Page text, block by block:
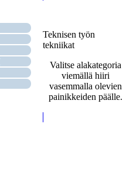
Teknisen työn
tekniikat
Valitse alakategoria
viemällä hiiri
vasemmalla olevien
painikkeiden päälle.